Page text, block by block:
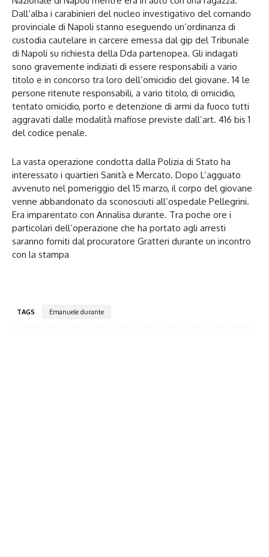
Dall’alba i carabinieri del nucleo investigativo del comando
provinciale di Napoli stanno eseguendo un’ordinanza di
custodia cautelare in carcere emessa dal gip del Tribunale
di Napoli su richiesta della Dda partenopea. Gli indagati
sono gravemente indiziati di essere responsabili a vario
titolo e in concorso tra loro dell’omicidio del giovane. 14 le
persone ritenute responsabili, a vario titolo, di omicidio,
tentato omicidio, porto e detenzione di armi da fuoco tutti
aggravati dalle modalità mafiose previste dall’art. 416 bis 1
del codice penale.
La vasta operazione condotta dalla Polizia di Stato ha
interessato i quartieri Sanità e Mercato. Dopo L’agguato
avvenuto nel pomeriggio del 15 marzo, il corpo del giovane
venne abbandonato da sconosciuti all’ospedale Pellegrini.
Era imparentato con Annalisa durante. Tra poche ore i
particolari dell’operazione che ha portato agli arresti
saranno forniti dal procuratore Gratteri durante un incontro
con la stampa
TAGS Emanuele durante